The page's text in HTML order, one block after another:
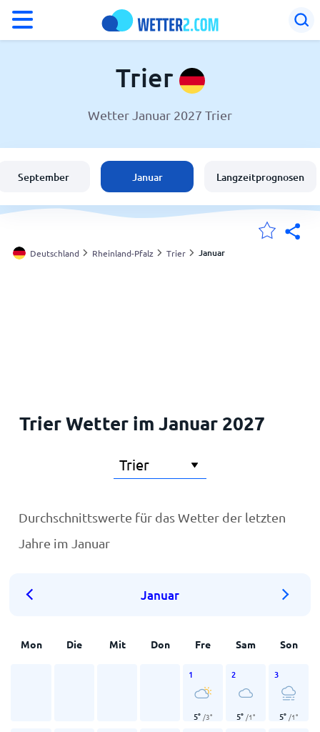
Schweiz
Österreich
Trier
Wetter Januar 2027 Trier
September Januar Langzeitprognosen
Deutschland Rheinland-Pfalz Trier Januar
Trier Wetter im Januar 2027
Durchschnittswerte für das Wetter der letzten
Jahre im Januar
Januar
Mon Die Mit Don Fre Sam Son
1
5° /3°
2
5° /1°
3
5° /1°